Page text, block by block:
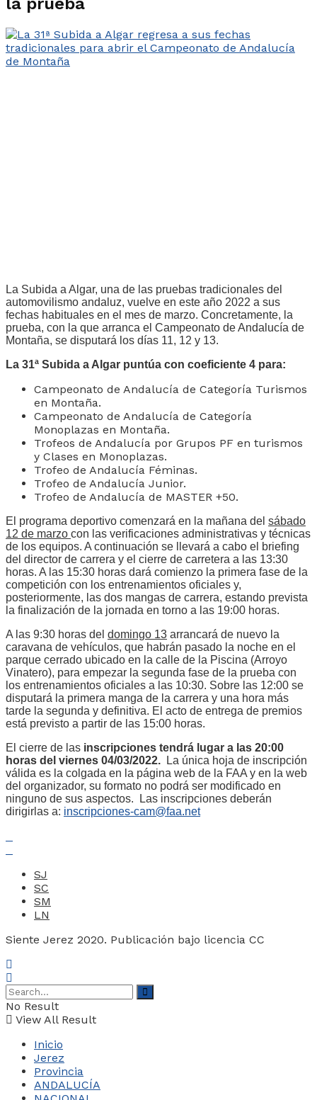
La Subida a Algar, una de las pruebas tradicionales del
automovilismo andaluz, vuelve en este año 2022 a sus
fechas habituales en el mes de marzo. Concretamente, la
prueba, con la que arranca el Campeonato de Andalucía de
Montaña, se disputará los días 11, 12 y 13.
La 31ª Subida a Algar puntúa con coeficiente 4 para:
Campeonato de Andalucía de Categoría Turismos
en Montaña.
Campeonato de Andalucía de Categoría
Monoplazas en Montaña.
Trofeos de Andalucía por Grupos PF en turismos
y Clases en Monoplazas.
Trofeo de Andalucía Féminas.
Trofeo de Andalucía Junior.
Trofeo de Andalucía de MASTER +50.
El programa deportivo comenzará en la mañana del sábado
12 de marzo con las verificaciones administrativas y técnicas
de los equipos. A continuación se llevará a cabo el briefing
del director de carrera y el cierre de carretera a las 13:30
horas. A las 15:30 horas dará comienzo la primera fase de la
competición con los entrenamientos oficiales y,
posteriormente, las dos mangas de carrera, estando prevista
la finalización de la jornada en torno a las 19:00 horas.
A las 9:30 horas del domingo 13 arrancará de nuevo la
caravana de vehículos, que habrán pasado la noche en el
parque cerrado ubicado en la calle de la Piscina (Arroyo
Vinatero), para empezar la segunda fase de la prueba con
los entrenamientos oficiales a las 10:30. Sobre las 12:00 se
disputará la primera manga de la carrera y una hora más
tarde la segunda y definitiva. El acto de entrega de premios
está previsto a partir de las 15:00 horas.
El cierre de las inscripciones tendrá lugar a las 20:00
horas del viernes 04/03/2022.
La única hoja de inscripción
válida es la colgada en la página web de la FAA y en la web
del organizador, su formato no podrá ser modificado en
ninguno de sus aspectos. Las inscripciones deberán
dirigirlas a: inscripciones-cam@faa.net
SJ
SC
SM
LN
Siente Jerez 2020. Publicación bajo licencia CC
No Result
View All Result
Inicio
Jerez
Provincia
ANDALUCÍA